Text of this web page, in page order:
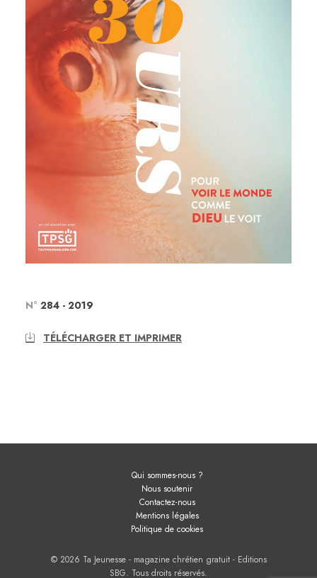
N° 284 - 2019
TÉLÉCHARGER ET IMPRIMER
Qui sommes-nous ?
Nous soutenir
Contactez-nous
Mentions légales
Politique de cookies
© 2026 Ta Jeunesse - magazine chrétien gratuit - Editions
SBG. Tous droits réservés.